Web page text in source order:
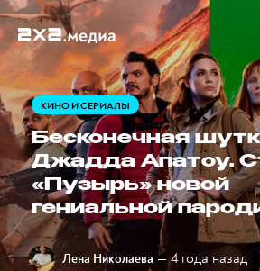
КИНО И СЕРИАЛЫ
Бесконечная
Джадда Апатоу.
«Пузырь» новой
гениальной
Лена Николаева — 4 года назад